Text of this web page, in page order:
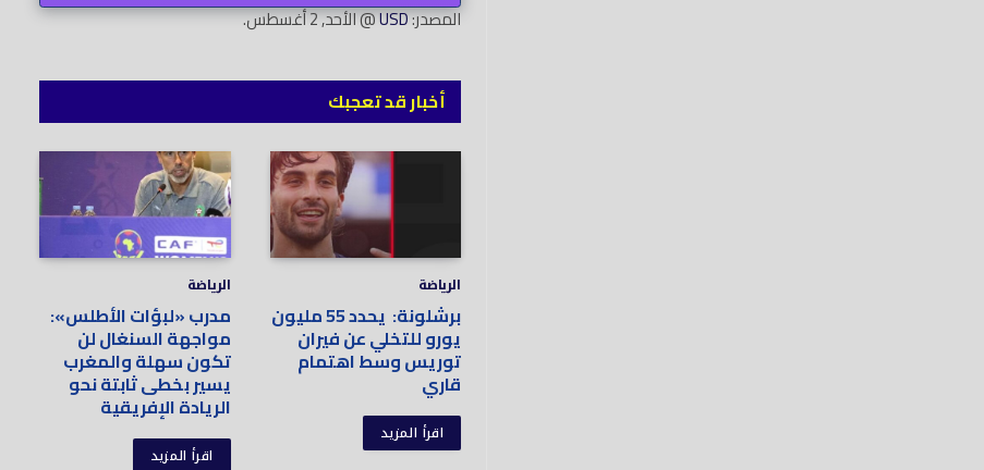
المصدر:USD@ الأحد, 2 أغسطس.
أخبار قد تعجبك
الرياضة
برشلونة: يحدد 55 مليون
يورو للتخلي عن فيران
توريس وسط اهتمام
قاري
اقرأ المزيد
الرياضة
مدرب «لبؤات الأطلس»:
مواجهة السنغال لن
تكون سهلة والمغرب
يسير بخطى ثابتة نحو
الريادة الإفريقية
اقرأ المزيد